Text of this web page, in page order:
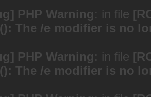
PHP Warning: in file
The /e modifier is no
PHP Warning: in file
The /e modifier is no